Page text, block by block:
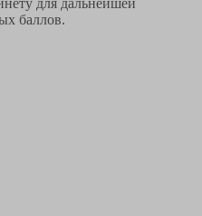
для дальнейшей
баллов.